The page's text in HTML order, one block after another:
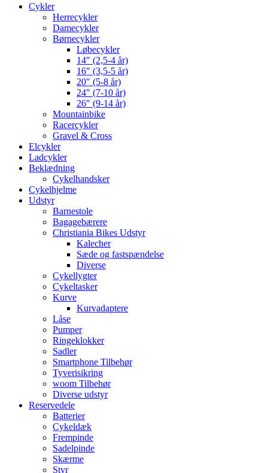
Cykler
Herrecykler
Damecykler
Børnecykler
Løbecykler
14″ (2,5-4 år)
16″ (3,5-5 år)
20″ (5-8 år)
24″ (7-10 år)
26″ (9-14 år)
Mountainbike
Racercykler
Gravel & Cross
Elcykler
Ladcykler
Beklædning
Cykelhandsker
Cykelhjelme
Udstyr
Barnestole
Bagagebærere
Christiania Bikes Udstyr
Kalecher
Sæde og fastspændelse
Diverse
Cykellygter
Cykeltasker
Kurve
Kurvadaptere
Låse
Pumper
Ringeklokker
Sadler
Smartphone Tilbehør
Tyverisikring
woom Tilbehør
Diverse udstyr
Reservedele
Batterier
Cykeldæk
Frempinde
Sadelpinde
Skærme
Styr